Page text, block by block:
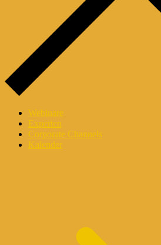
Webinare
Experten
Corporate Channels
Kalender